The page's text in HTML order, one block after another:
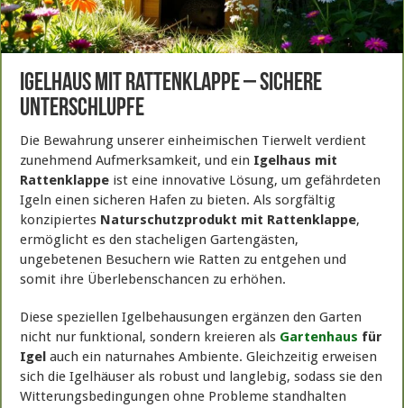
Igelhaus mit Rattenklappe – Sichere
Unterschlupfe
Die Bewahrung unserer einheimischen Tierwelt verdient
zunehmend Aufmerksamkeit, und ein Igelhaus mit
Rattenklappe ist eine innovative Lösung, um gefährdeten
Igeln einen sicheren Hafen zu bieten. Als sorgfältig
konzipiertes Naturschutzprodukt mit Rattenklappe,
ermöglicht es den stacheligen Gartengästen,
ungebetenen Besuchern wie Ratten zu entgehen und
somit ihre Überlebenschancen zu erhöhen.
Diese speziellen Igelbehausungen ergänzen den Garten
nicht nur funktional, sondern kreieren als Gartenhaus für
Igel auch ein naturnahes Ambiente. Gleichzeitig erweisen
sich die Igelhäuser als robust und langlebig, sodass sie den
Witterungsbedingungen ohne Probleme standhalten